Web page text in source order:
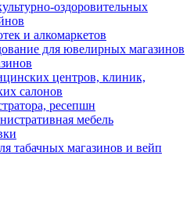
оздоровительных
и алкомаркетов
для ювелирных магазинов
центров, клиник,
салонов
ресепшн
мебель
табачных магазинов и вейп